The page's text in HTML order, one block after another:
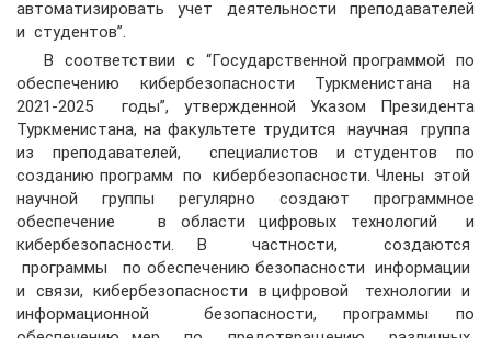
автоматизировать учет деятельности преподавателей
и студентов”.
В соответствии с “Государственной программой по
обеспечению кибербезопасности Туркменистана на
2021-2025 годы”, утвержденной Указом Президента
Туркменистана, на факультете трудится научная группа
из преподавателей, специалистов и студентов по
созданию программ по кибербезопасности. Члены этой
научной группы регулярно создают программное
обеспечение в области цифровых технологий и
кибербезопасности. В частности, создаются
программы по обеспечению безопасности информации
и связи, кибербезопасности в цифровой технологии и
информационной безопасности, программы по